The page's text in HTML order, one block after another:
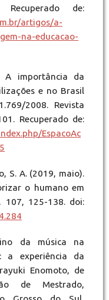
Recuperado de:
artigos/a-
na-educacao-
A importância da
e no Brasil
2008. Revista
Recuperado de:
EspacoAc
S. A. (2019, maio).
o humano em
107, 125-138. doi:
da música na
a experiência da
Enomoto, de
de Mestrado,